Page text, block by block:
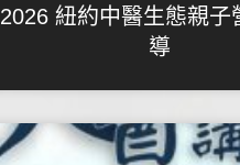
2026 紐約中醫生態親子
導